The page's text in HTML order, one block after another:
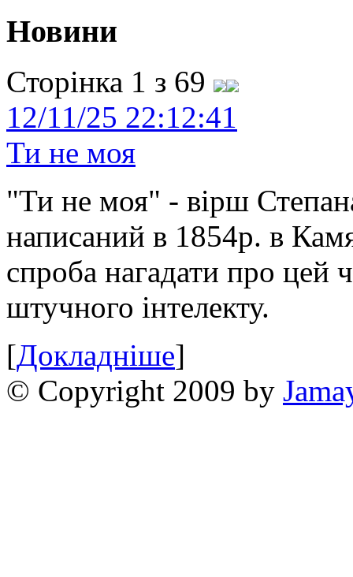
Новини
Сторінка 1 з 69
12/11/25 22:12:41
Ти не моя
"Ти не моя" - вірш
написаний в 1854р. в
спроба нагадати про цей
штучного інтелекту.
[Докладніше]
© Copyright 2009 by